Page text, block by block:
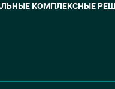
КОМПЛЕКСНЫЕ